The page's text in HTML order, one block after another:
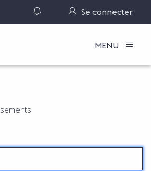
Gérer ses notifications
Se connecter
MENU